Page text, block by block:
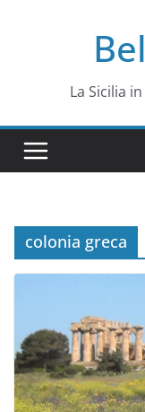
La Sicilia
colonia greca